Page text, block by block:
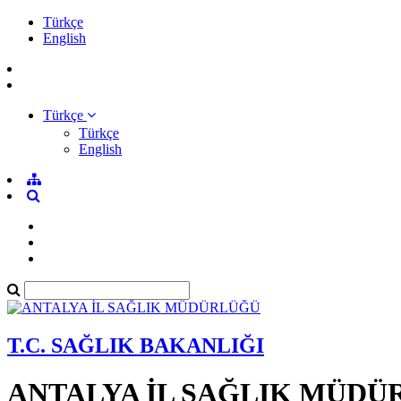
Türkçe
English
Türkçe
Türkçe
English
T.C. SAĞLIK BAKANLIĞI
ANTALYA İL SAĞLIK